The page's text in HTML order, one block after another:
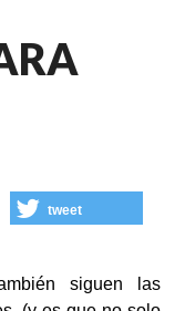
tweet
siguen las